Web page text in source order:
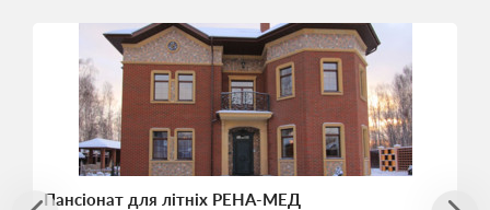
Пансіонат для літніх РЕНА-МЕД